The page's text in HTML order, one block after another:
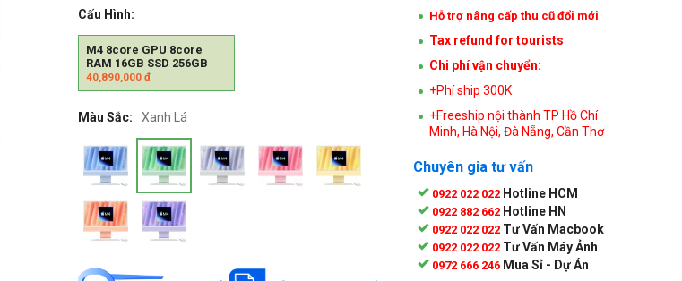
Cấu Hình:
M4 8core GPU 8core
RAM 16GB SSD 256GB
40,890,000đ
Màu Sắc: Xanh Lá
Hỗ trợ nâng cấp thu cũ đổi mới
Tax refund for tourists
Chi phí vận chuyển:
+Phí ship 300K
+Freeship nội thành TP Hồ Chí
Minh, Hà Nội, Đà Nẵng, Cần Thơ
Chuyên gia tư vấn
0922 022 022 Hotline HCM
0922 882 662 Hotline HN
0922 022 022 Tư Vấn Macbook
0922 022 022 Tư Vấn Máy Ảnh
0972 666 246 Mua Sỉ - Dự Án